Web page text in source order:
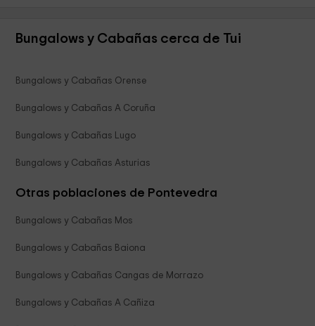
Bungalows y Cabañas cerca de Tui
Bungalows y Cabañas Orense
Bungalows y Cabañas A Coruña
Bungalows y Cabañas Lugo
Bungalows y Cabañas Asturias
Otras poblaciones de Pontevedra
Bungalows y Cabañas Mos
Bungalows y Cabañas Baiona
Bungalows y Cabañas Cangas de Morrazo
Bungalows y Cabañas A Cañiza